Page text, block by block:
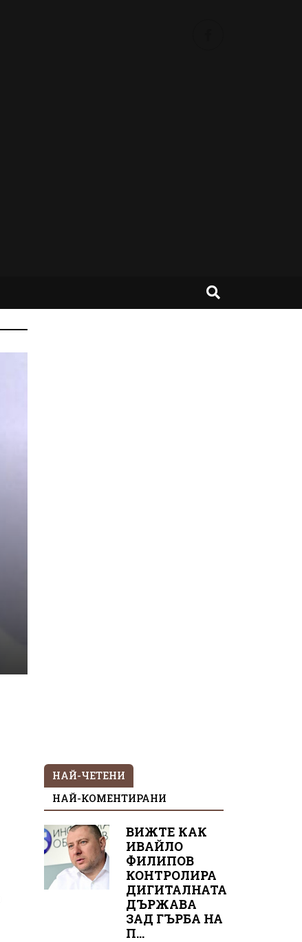
НАЙ-ЧЕТЕНИ
НАЙ-КОМЕНТИРАНИ
ВИЖТЕ КАК
ИВАЙЛО
ФИЛИПОВ
КОНТРОЛИРА
ДИГИТАЛНАТА
ДЪРЖАВА
ЗАД ГЪРБА НА
П...